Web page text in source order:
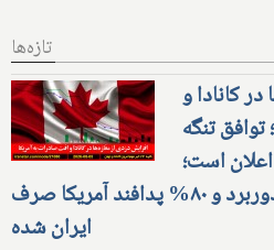
تازه‌ها
کانادا و
تنگه
است؛
تقریبا تمامی موشک‌های دوربرد و ۸۰% پدافند آمریکا صرف
ایران شده